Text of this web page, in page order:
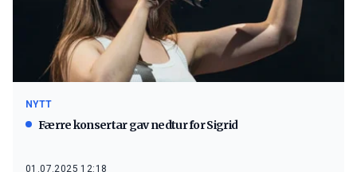
NYTT
Færre konsertar gav nedtur for Sigrid
01.07.2025 12:18